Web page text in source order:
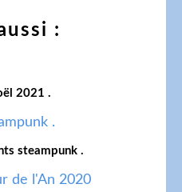
:
2021 .
steampunk .